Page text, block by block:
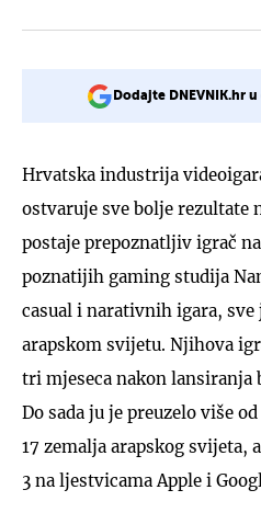
Dodajte DNEVNIK.hr
Hrvatska industrija
ostvaruje sve bolje rezultate
postaje prepoznatljiv igrač
poznatijih gaming studija
casual i narativnih igara,
arapskom svijetu. Njihova
tri mjeseca nakon lansiranja
Do sada ju je preuzelo više
17 zemalja arapskog svijeta,
3 na ljestvicama Apple i